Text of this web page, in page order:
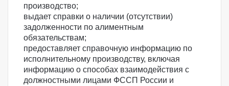
производство;
выдает справки о наличии (отсутствии)
задолженности по алиментным
обязательствам;
предоставляет справочную информацию по
исполнительному производству, включая
информацию о способах взаимодействия с
должностными лицами ФССП России и